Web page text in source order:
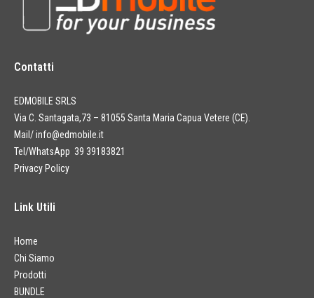
Contatti
EDMOBILE SRLS
Via C. Santagata,73 – 81055 Santa Maria Capua Vetere (CE).
Mail/info@edmobile.it
Tel/WhatsApp 39 39183821
Privacy Policy
Link Utili
Home
Chi Siamo
Prodotti
BUNDLE